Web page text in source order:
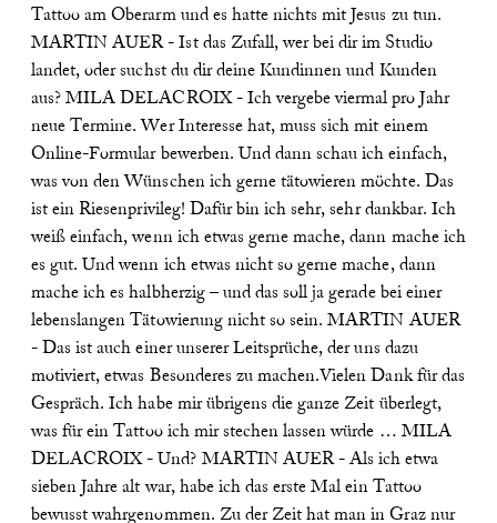
Tattoo am Oberarm und es hatte nichts mit Jesus zu tun.
MARTIN AUER - Ist das Zufall, wer bei dir im Studio
landet, oder suchst du dir deine Kundinnen und Kunden
aus? MILA DELACROIX - Ich vergebe viermal pro Jahr
neue Termine. Wer Interesse hat, muss sich mit einem
Online-Formular bewerben. Und dann schau ich einfach,
was von den Wünschen ich gerne tätowieren möchte. Das
ist ein Riesenprivileg! Dafür bin ich sehr, sehr dankbar. Ich
weiß einfach, wenn ich etwas gerne mache, dann mache ich
es gut. Und wenn ich etwas nicht so gerne mache, dann
mache ich es halbherzig – und das soll ja gerade bei einer
lebenslangen Tätowierung nicht so sein. MARTIN AUER
- Das ist auch einer unserer Leitsprüche, der uns dazu
motiviert, etwas Besonderes zu machen.Vielen Dank für das
Gespräch. Ich habe mir übrigens die ganze Zeit überlegt,
was für ein Tattoo ich mir stechen lassen würde … MILA
DELACROIX - Und? MARTIN AUER - Als ich etwa
sieben Jahre alt war, habe ich das erste Mal ein Tattoo
bewusst wahrgenommen. Zu der Zeit hat man in Graz nur